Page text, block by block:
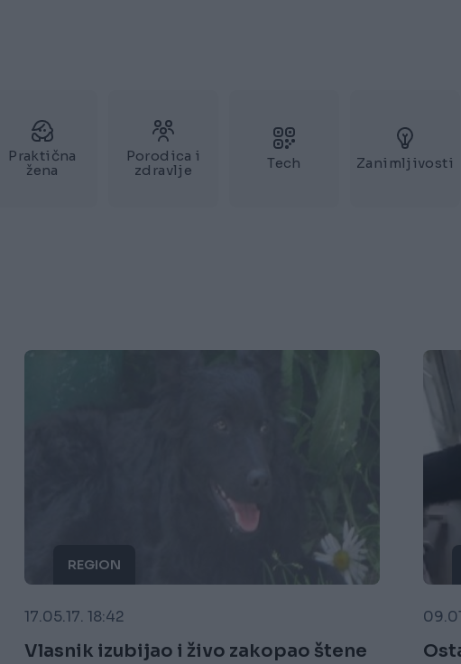
Praktična
žena
Porodica i
zdravlje
Tech Zanimljivosti
REGION
17.05.17. 18:42
Vlasnik izubijao i živo zakopao štene